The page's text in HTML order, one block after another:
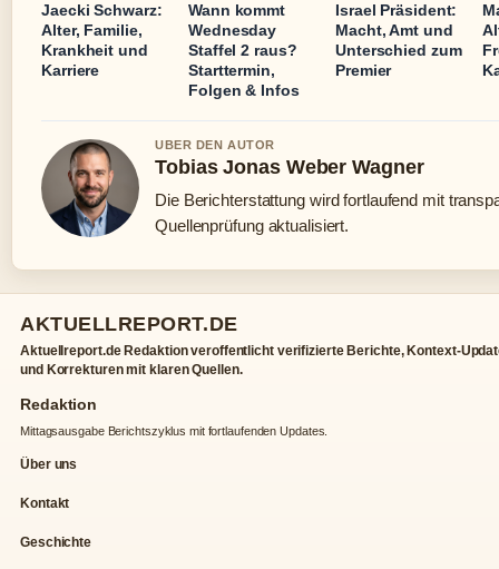
Jaecki Schwarz:
Alter, Familie,
Krankheit und
Karriere
Wann kommt
Wednesday
Staffel 2 raus?
Starttermin,
Folgen & Infos
Israel Präsident:
Macht, Amt und
Unterschied zum
Premier
UBER DEN AUTOR
Tobias Jonas Weber Wagner
Die Berichterstattung wird fortlaufend mit
Quellenprüfung aktualisiert.
AKTUELLREPORT.DE
Aktuellreport.de Redaktion veroffentlicht verifizierte Berichte, Kontext-
und Korrekturen mit klaren Quellen.
Redaktion
Mittagsausgabe Berichtszyklus mit fortlaufenden Updates.
Über uns
Kontakt
Geschichte